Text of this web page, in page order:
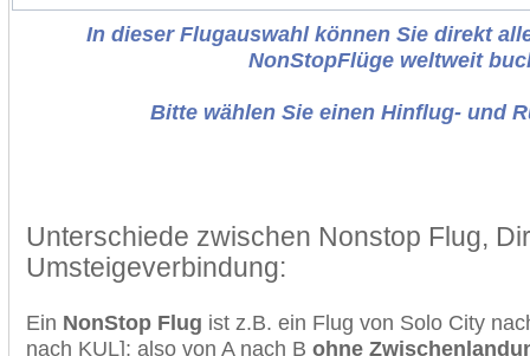
In dieser Flugauswahl können Sie direkt
NonStopFlüge weltweit
Bitte wählen Sie einen Hinflug- und
Unterschiede zwischen Nonstop Flug,
Umsteigeverbindung:
Ein NonStop Flug ist z.B. ein Flug von Solo City
nach KUL]; also von A nach B ohne